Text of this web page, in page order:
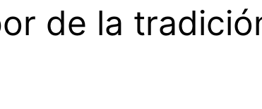
de la